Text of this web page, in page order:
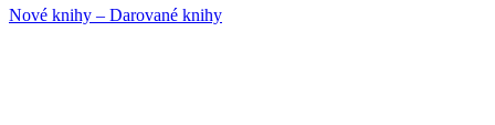
Nové knihy – Darované knihy